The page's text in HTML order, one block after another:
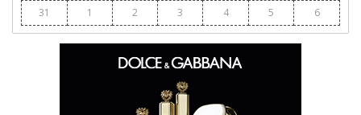
31
1 2 3 4 5 6